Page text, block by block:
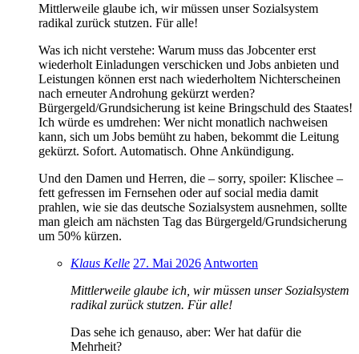
Mittlerweile glaube ich, wir müssen unser Sozialsystem
radikal zurück stutzen. Für alle!
Was ich nicht verstehe: Warum muss das Jobcenter erst
wiederholt Einladungen verschicken und Jobs anbieten und
Leistungen können erst nach wiederholtem Nichterscheinen
nach erneuter Androhung gekürzt werden?
Bürgergeld/Grundsicherung ist keine Bringschuld des Staates!
Ich würde es umdrehen: Wer nicht monatlich nachweisen
kann, sich um Jobs bemüht zu haben, bekommt die Leitung
gekürzt. Sofort. Automatisch. Ohne Ankündigung.
Und den Damen und Herren, die – sorry, spoiler: Klischee –
fett gefressen im Fernsehen oder auf social media damit
prahlen, wie sie das deutsche Sozialsystem ausnehmen, sollte
man gleich am nächsten Tag das Bürgergeld/Grundsicherung
um 50% kürzen.
Klaus Kelle 27. Mai 2026 Antworten
Mittlerweile glaube ich, wir müssen unser Sozialsystem
radikal zurück stutzen. Für alle!
Das sehe ich genauso, aber: Wer hat dafür die
Mehrheit?